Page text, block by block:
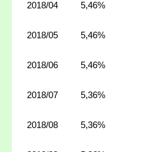
2018/04 5,46%
2018/05 5,46%
2018/06 5,46%
2018/07 5,36%
2018/08 5,36%